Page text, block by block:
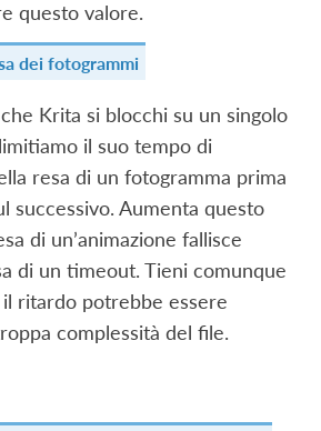
questo valore.
dei fotogrammi
Krita si blocchi su un singolo
il suo tempo di
resa di un fotogramma prima
successivo. Aumenta questo
di un’animazione fallisce
di un timeout. Tieni comunque
ritardo potrebbe essere
complessità del file.